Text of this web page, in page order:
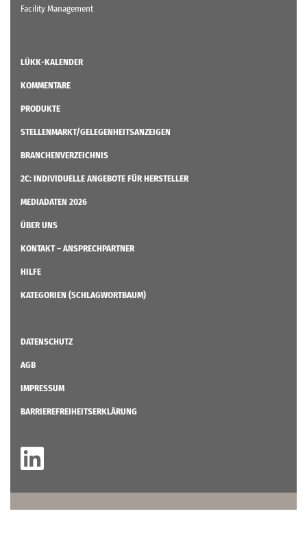
Facility Management
LÜKK-KALENDER
KOMMENTARE
PRODUKTE
STELLENMARKT/GELEGENHEITSANZEIGEN
BRANCHENVERZEICHNIS
2C: INDIVIDUELLE ANGEBOTE FÜR HERSTELLER
MEDIADATEN 2026
ÜBER UNS
KONTAKT – ANSPRECHPARTNER
HILFE
KATEGORIEN (SCHLAGWORTBAUM)
DATENSCHUTZ
AGB
IMPRESSUM
BARRIEREFREIHEITSERKLÄRUNG